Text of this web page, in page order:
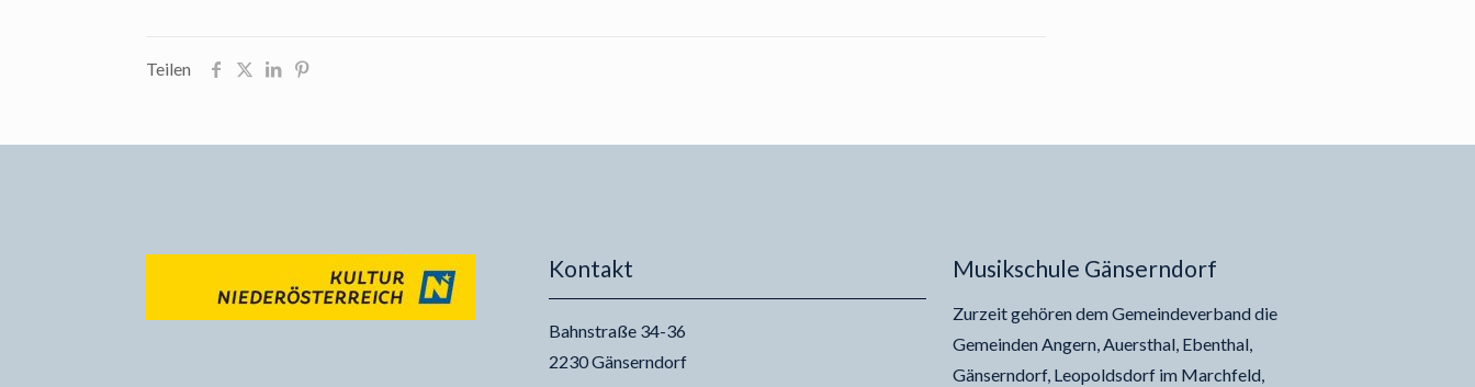
Teilen
Kontakt
Bahnstraße 34-36
2230 Gänserndorf
Musikschule Gänserndorf
Zurzeit gehören dem Gemeindeverband die
Gemeinden Angern, Auersthal, Ebenthal,
Gänserndorf, Leopoldsdorf im Marchfeld,